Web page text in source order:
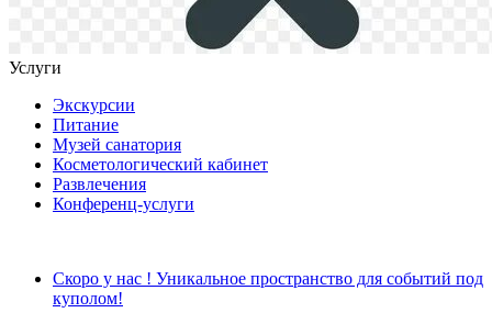
Услуги
Экскурсии
Питание
Музей санатория
Косметологический кабинет
Развлечения
Конференц-услуги
Скоро у нас ! Уникальное пространство для событий под
куполом!